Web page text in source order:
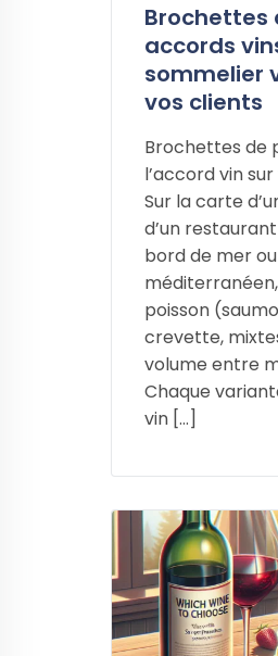
Brochettes
accords
sommelier
vos clients
Brochettes de
l’accord vin
Sur la carte
d’un
bord de mer
poisson
crevette,
volume entre
Chaque
vin […]